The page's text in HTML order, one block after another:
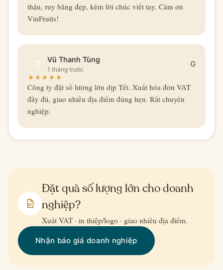
thận, ruy băng đẹp, kèm lời chúc viết tay. Cảm ơn
VinFruits!
T Vũ Thanh Tùng
1 tháng trước
G
Công ty đặt số lượng lớn dịp Tết. Xuất hóa đơn VAT
đầy đủ, giao nhiều địa điểm đúng hẹn. Rất chuyên
nghiệp.
Đặt quà số lượng lớn cho doanh
nghiệp?
Xuất VAT · in thiệp/logo · giao nhiều địa điểm.
Nhận báo giá doanh nghiệp